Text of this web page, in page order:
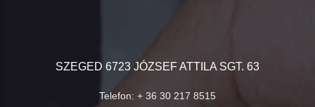
SZEGED 6723 JÓZSEF ATTILA SGT. 63
Telefon: + 36 30 217 8515